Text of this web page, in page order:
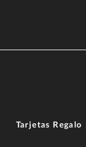
Tarjetas Regalo